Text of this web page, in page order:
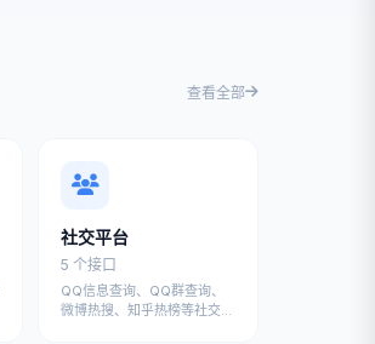
查看全部
社交平台
5 个接口
QQ信息查询、QQ群查询、
微博热搜、知乎热榜等社交平